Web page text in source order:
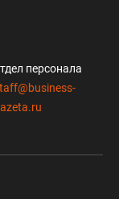
персонала